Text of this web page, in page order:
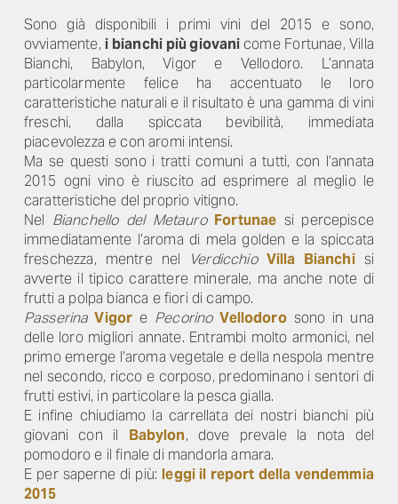
Sono già disponibili i primi vini del 2015 e sono,
ovviamente, i bianchi più giovanicome Fortunae, Villa
Bianchi, Babylon, Vigor e Vellodoro. L’annata
particolarmente felice ha accentuato le loro
caratteristiche naturali e il risultato è una gamma di vini
freschi, dalla spiccata bevibilità, immediata
piacevolezza e con aromi intensi.
Ma se questi sono i tratti comuni a tutti, con l’annata
2015 ogni vino è riuscito ad esprimere al meglio le
caratteristiche del proprio vitigno.
Nel Bianchello del Metauro Fortunae si percepisce
immediatamente l’aroma di mela golden e la spiccata
freschezza, mentre nel
Verdicchio Villa Bianchisi
avverte il tipico carattere minerale, ma anche note di
frutti a polpa bianca e fiori di campo.
Passerina Vigor e Pecorino Vellodorosono in una
delle loro migliori annate. Entrambi molto armonici, nel
primo emerge l’aroma vegetale e della nespola mentre
nel secondo, ricco e corposo, predominano i sentori di
frutti estivi, in particolare la pesca gialla.
E infine chiudiamo la carrellata dei nostri bianchi più
giovani con il Babylon, dove prevale la nota del
pomodoro e il finale di mandorla amara.
E per saperne di più: leggi il report della vendemmia
2015